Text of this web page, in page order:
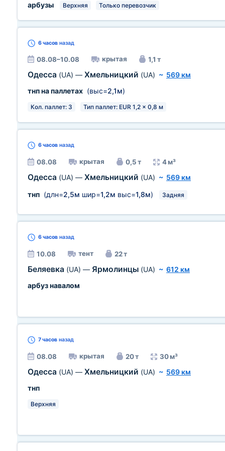
арбузы
Верхняя Только перевозчик
6 часов назад
08.08–10.08 крытая 1,1 т
Одесса (UA) — Хмельницкий (UA) ~ 569 км
тнп на паллетах (выс=2,1м)
Кол. паллет: 3 Тип паллет: EUR 1,2 x 0,8 м
6 часов назад
08.08 крытая 0,5 т 4 м³
Одесса (UA) — Хмельницкий (UA) ~ 569 км
тнп (длн=2,5м шир=1,2м выс=1,8м) Задняя
6 часов назад
10.08 тент 22 т
Беляевка (UA) — Ярмолинцы (UA) ~ 612 км
арбуз навалом
7 часов назад
08.08 крытая 20 т 30 м³
Одесса (UA) — Хмельницкий (UA) ~ 569 км
тнп
Верхняя